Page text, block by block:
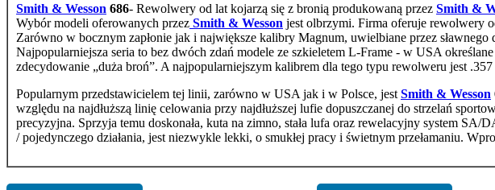
Smith & Wesson 686- Rewolwery od lat kojarzą się z bronią produkowaną przez Smith &
Wybór modeli oferowanych przez Smith & Wesson jest olbrzymi. Firma oferuje rewolwery
Zarówno w bocznym zapłonie jak i największe kalibry Magnum, uwielbiane przez sławnego
Najpopularniejsza seria to bez dwóch zdań modele ze szkieletem L-Frame - w USA
zdecydowanie „duża broń”. A najpopularniejszym kalibrem dla tego typu rewolweru jest
Popularnym przedstawicielem tej linii, zarówno w USA jak i w Polsce, jest Smith & Wesson
względu na najdłuższą linię celowania przy najdłuższej lufie dopuszczanej do strzelań
precyzyjna. Sprzyja temu doskonała, kuta na zimno, stała lufa oraz rewelacyjny system
/ pojedynczego działania, jest niezwykle lekki, o smukłej pracy i świetnym przełamaniu.